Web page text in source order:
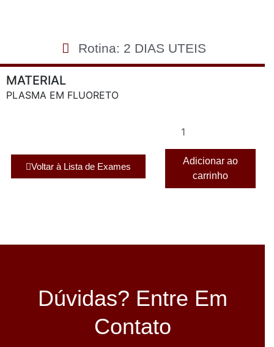
Rotina: 2 DIAS UTEIS
MATERIAL
PLASMA EM FLUORETO
Voltar à Lista de Exames
Adicionar ao
carrinho
Dúvidas? Entre Em
Contato